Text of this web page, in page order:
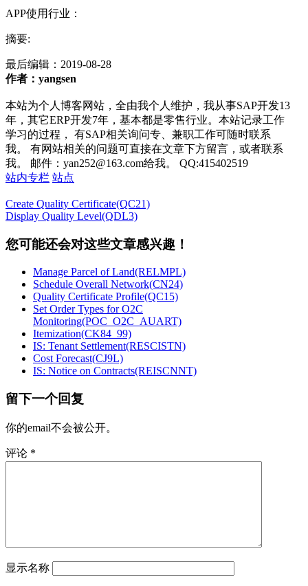
APP使用行业：
摘要:
最后编辑： 2019-08-28
作者：yangsen
本站为个人博客网站，全由我个人维护，我从事SAP开发13
年，其它ERP开发7年，基本都是零售行业。本站记录工作
学习的过程， 有SAP相关询问专、兼职工作可随时联系
我。 有网站相关的问题可直接在文章下方留言，或者联系
我。 邮件：yan252@163.com给我。 QQ:415402519
站内专栏 站点
Create Quality Certificate(QC21)
Display Quality Level(QDL3)
您可能还会对这些文章感兴趣！
Manage Parcel of Land(RELMPL)
Schedule Overall Network(CN24)
Quality Certificate Profile(QC15)
Set Order Types for O2C
Monitoring(POC_O2C_AUART)
Itemization(CK84_99)
IS: Tenant Settlement(RESCISTN)
Cost Forecast(CJ9L)
IS: Notice on Contracts(REISCNNT)
留下一个回复
你的email不会被公开。
评论 *
显示名称